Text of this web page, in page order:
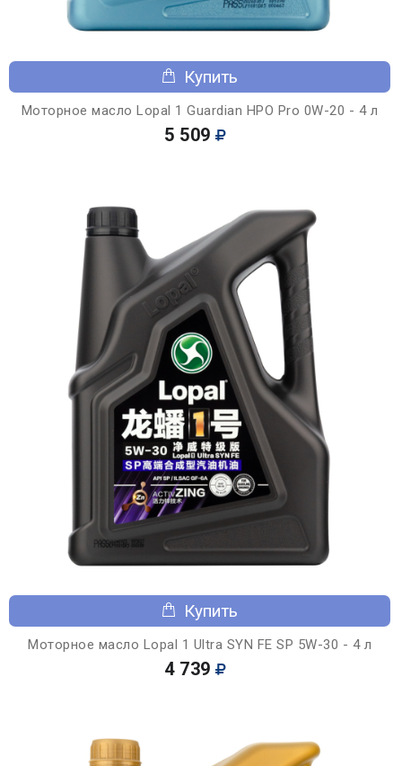
Купить
Моторное масло Lopal 1 Guardian HPO Pro 0W-20 - 4 л
5 509
Купить
Моторное масло Lopal 1 Ultra SYN FE SP 5W-30 - 4 л
4 739